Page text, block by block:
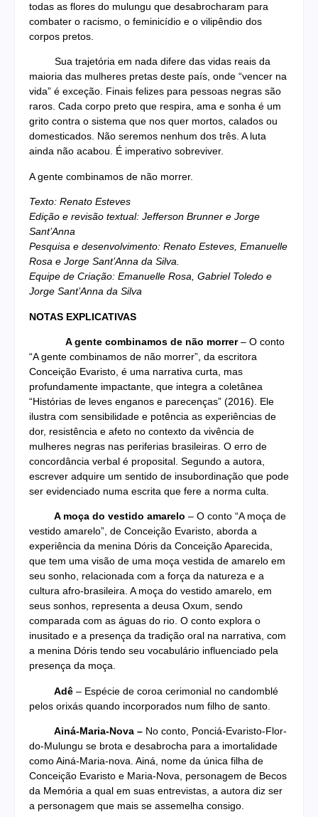
todas as flores do mulungu que desabrocharam para
combater o racismo, o feminicídio e o vilipêndio dos
corpos pretos.
Sua trajetória em nada difere das vidas reais da
maioria das mulheres pretas deste país, onde “vencer na
vida” é exceção. Finais felizes para pessoas negras são
raros. Cada corpo preto que respira, ama e sonha é um
grito contra o sistema que nos quer mortos, calados ou
domesticados. Não seremos nenhum dos três. A luta
ainda não acabou. É imperativo sobreviver.
A gente combinamos de não morrer.
Texto: Renato Esteves
Edição e revisão textual: Jefferson Brunner e Jorge
Sant’Anna
Pesquisa e desenvolvimento: Renato Esteves, Emanuelle
Rosa e Jorge Sant’Anna da Silva.
Equipe de Criação: Emanuelle Rosa, Gabriel Toledo e
Jorge Sant’Anna da Silva
NOTAS EXPLICATIVAS
A gente combinamos de não morrer– O conto
“A gente combinamos de não morrer”, da escritora
Conceição Evaristo, é uma narrativa curta, mas
profundamente impactante, que integra a coletânea
“Histórias de leves enganos e parecenças” (2016). Ele
ilustra com sensibilidade e potência as experiências de
dor, resistência e afeto no contexto da vivência de
mulheres negras nas periferias brasileiras. O erro de
concordância verbal é proposital. Segundo a autora,
escrever adquire um sentido de insubordinação que pode
ser evidenciado numa escrita que fere a norma culta.
A moça do vestido amarelo – O conto “A moça de
vestido amarelo”, de Conceição Evaristo, aborda a
experiência da menina Dóris da Conceição Aparecida,
que tem uma visão de uma moça vestida de amarelo em
seu sonho, relacionada com a força da natureza e a
cultura afro-brasileira. A moça do vestido amarelo, em
seus sonhos, representa a deusa Oxum, sendo
comparada com as águas do rio. O conto explora o
inusitado e a presença da tradição oral na narrativa, com
a menina Dóris tendo seu vocabulário influenciado pela
presença da moça.
Adê – Espécie de coroa cerimonial no candomblé
pelos orixás quando incorporados num filho de santo.
Ainá-Maria-Nova – No conto, Ponciá-Evaristo-Flor-
do-Mulungu se brota e desabrocha para a imortalidade
como Ainá-Maria-nova. Ainá, nome da única filha de
Conceição Evaristo e Maria-Nova, personagem de Becos
da Memória a qual em suas entrevistas, a autora diz ser
a personagem que mais se assemelha consigo.